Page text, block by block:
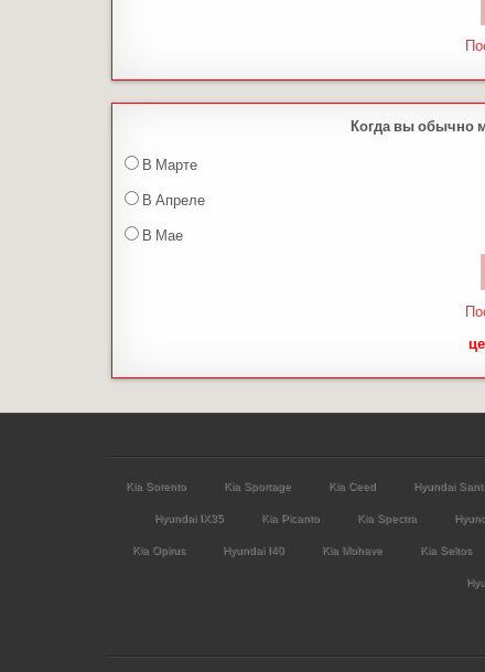
Когда вы обычно
В Марте
В Апреле
В Мае
Kia Sorento Kia Sportage Kia Ceed Hyundai
Hyundai IX35 Kia Picanto Kia Spectra
Kia Opirus Hyundai I40 Kia Mohave Kia Seltos